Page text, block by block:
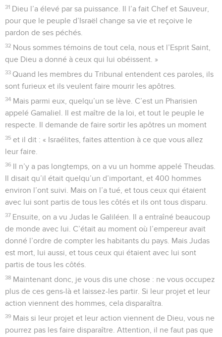
31 Dieu l’a élevé par sa puissance. Il l’a fait Chef et Sauveur,
pour que le peuple d’Israël change sa vie et reçoive le
pardon de ses péchés.
32 Nous sommes témoins de tout cela, nous et l’Esprit Saint,
que Dieu a donné à ceux qui lui obéissent. »
33 Quand les membres du Tribunal entendent ces paroles, ils
sont furieux et ils veulent faire mourir les apôtres.
34 Mais parmi eux, quelqu’un se lève. C’est un Pharisien
appelé Gamaliel. Il est maître de la loi, et tout le peuple le
respecte. Il demande de faire sortir les apôtres un moment
35 et il dit : « Israélites, faites attention à ce que vous allez
leur faire.
36 Il n’y a pas longtemps, on a vu un homme appelé Theudas.
Il disait qu’il était quelqu’un d’important, et 400 hommes
environ l’ont suivi. Mais on l’a tué, et tous ceux qui étaient
avec lui sont partis de tous les côtés et ils ont tous disparu.
37 Ensuite, on a vu Judas le Galiléen. Il a entraîné beaucoup
de monde avec lui. C’était au moment où l’empereur avait
donné l’ordre de compter les habitants du pays. Mais Judas
est mort, lui aussi, et tous ceux qui étaient avec lui sont
partis de tous les côtés.
38 Maintenant donc, je vous dis une chose : ne vous occupez
plus de ces gens-là et laissez-les partir. Si leur projet et leur
action viennent des hommes, cela disparaîtra.
39 Mais si leur projet et leur action viennent de Dieu, vous ne
pourrez pas les faire disparaître. Attention, il ne faut pas que